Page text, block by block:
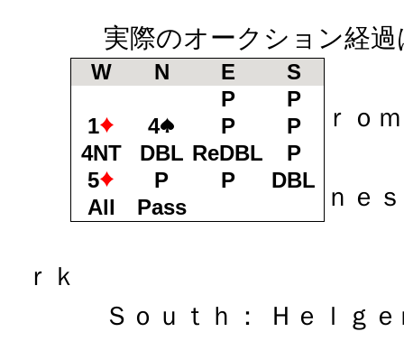
実際のオークション経過
W N E
S
P
P
1
4 P
P
4NT
DBL ReDBL
P
5
P P
DBL
All
Pass
ｒｏｍ
ｎｅ
ｒｋ
Ｓｏｕｔｈ： Ｈｅｌｇｅ